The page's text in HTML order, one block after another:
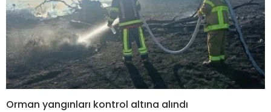
Orman yangınları kontrol altına alındı